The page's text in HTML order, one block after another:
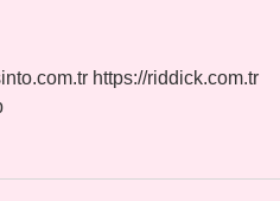
https://riddick.com.tr